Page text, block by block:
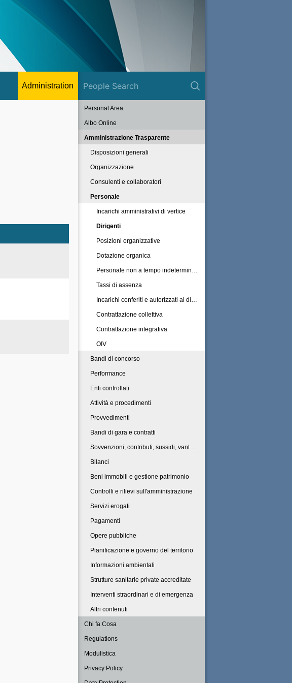
Administration
Personal Area
Albo Online
Amministrazione Trasparente
Disposizioni generali
Organizzazione
Consulenti e collaboratori
Personale
Incarichi amministrativi di vertice
Dirigenti
Posizioni organizzative
Dotazione organica
Personale non a tempo indeterminato
Tassi di assenza
Incarichi conferiti e autorizzati ai dipendenti
Contrattazione collettiva
Contrattazione integrativa
OIV
Bandi di concorso
Performance
Enti controllati
Attività e procedimenti
Provvedimenti
Bandi di gara e contratti
Sovvenzioni, contributi, sussidi, vantaggi economici
Bilanci
Beni immobili e gestione patrimonio
Controlli e rilievi sull'amministrazione
Servizi erogati
Pagamenti
Opere pubbliche
Pianificazione e governo del territorio
Informazioni ambientali
Strutture sanitarie private accreditate
Interventi straordinari e di emergenza
Altri contenuti
Chi fa Cosa
Regulations
Modulistica
Privacy Policy